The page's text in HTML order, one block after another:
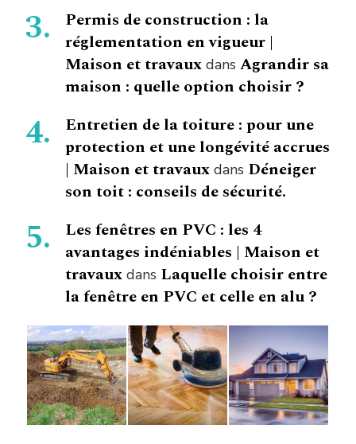
Permis de construction : la
réglementation en vigueur |
Maison et travaux dans Agrandir sa
maison : quelle option choisir ?
Entretien de la toiture : pour une
protection et une longévité accrues
| Maison et travaux dans Déneiger
son toit : conseils de sécurité.
Les fenêtres en PVC : les 4
avantages indéniables | Maison et
travaux dans Laquelle choisir entre
la fenêtre en PVC et celle en alu ?